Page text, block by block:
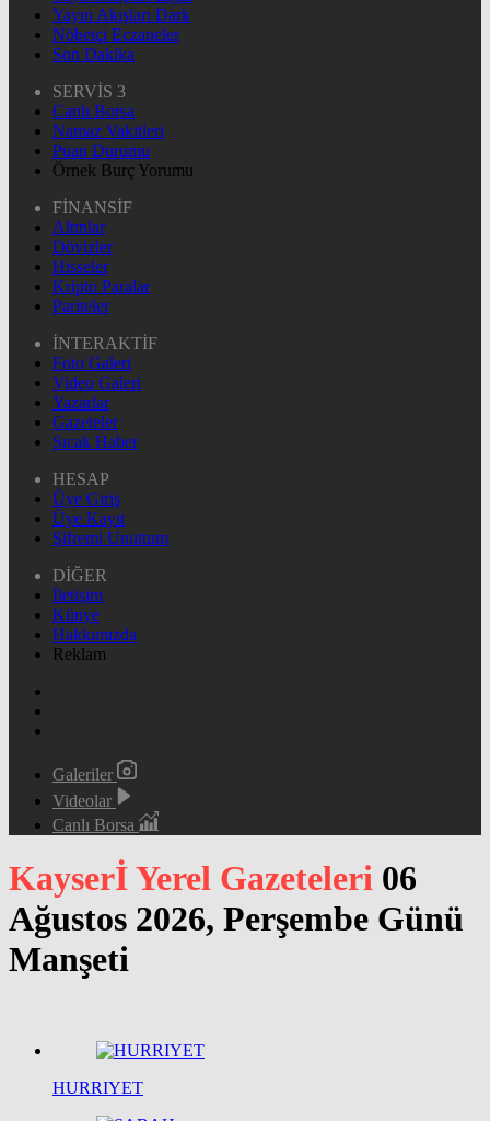
Yayın Akışları Dark
Nöbetçi Eczaneler
Son Dakika
SERVİS 3
Canlı Borsa
Namaz Vakitleri
Puan Durumu
Örnek Burç Yorumu
FİNANSİF
Altınlar
Dövizler
Hisseler
Kripto Paralar
Pariteler
İNTERAKTİF
Foto Galeri
Video Galeri
Yazarlar
Gazeteler
Sıcak Haber
HESAP
Üye Giriş
Üye Kayıt
Şifremi Unuttum
DİĞER
İletişim
Künye
Hakkımızda
Reklam
Galeriler
Videolar
Canlı Borsa
Kayserİ Yerel Gazeteleri 06
Ağustos 2026, Perşembe Günü
Manşeti
HURRIYET